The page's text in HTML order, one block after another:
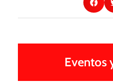
Eventos